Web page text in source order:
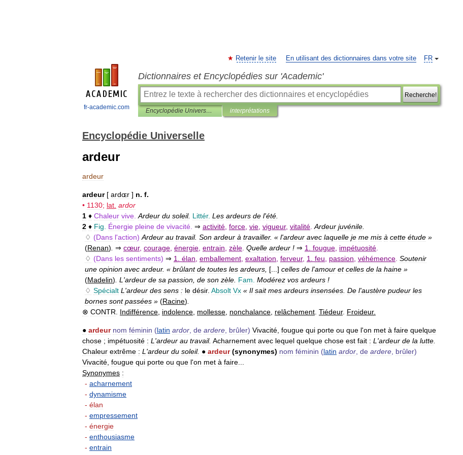
fr-academic.com
FR
Retenir le site En utilisant des dictionnaires dans votre site
Dictionnaires et Encyclopédies sur 'Academic'
Recherche!
Encyclopédie Universelle interprétations
Encyclopédie Universelle
ardeur
ardeur
ardeur[ ardɶr ] n. f.
• 1130; lat ardor
1 ♦ Chaleur vive Ardeur du soleil. Littér. Les ardeurs de l'été
2 ♦ Fig Énergie pleine de vivacité ⇒ activité force vie vigueur, vitalité Ardeur juvénile
♢ (Dans l'action) Ardeur au travail. Son ardeur à travailler. « l'ardeur avec laquelle je me mis à cette étude »
(Renan) ⇒ cœur, courage énergie entrain zèle Quelle ardeur ! ⇒ 1 fougue impétuosité
♢ (Dans les sentiments) ⇒ 1 élan emballement exaltation ferveur, 1 feu passion véhémence Soutenir
une opinion avec ardeur. « brûlant de toutes les ardeurs [...] celles de l'amour et celles de la haine »
(Madelin) L 'ardeur de sa passion de son zèle Fam Modérez vos ardeurs !
♢ Spécialt L 'ardeur des sens : le désir. Absolt Vx « Il sait mes ardeurs insensées De l'austère pudeur les
bornes sont passées » (Racine)
⊗ CONTR Indifférence indolence mollesse nonchalance relâchement Tiédeur. Froideur.
● ardeur nom féminin (latin ardor de ardere brûler) Vivacité fougue qui porte ou que l'on met à faire quelque
chose ; impétuosité : L 'ardeur au travail. Acharnement avec lequel quelque chose est fait : L 'ardeur de la lutte
Chaleur extrême : L 'ardeur du soleil. ● ardeur(synonymes) nom féminin (latin ardor de ardere brûler)
Vivacité fougue qui porte ou que l'on met à faire
Synonymes :
- acharnement
- dynamisme
- élan
- empressement
- énergie
- enthousiasme
- entrain